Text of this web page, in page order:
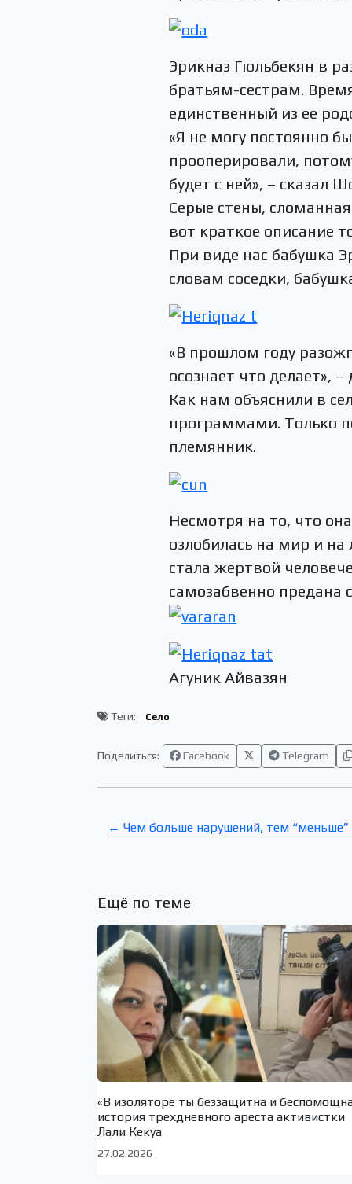
Эрикназ Гюльбекян в
братьям-сестрам.
единственный из ее
«Я не могу постоянно
прооперировали,
будет с ней», – сказал
Серые стены,
вот краткое описание
При виде нас бабушка
словам соседки,
«В прошлом году
осознает что делает»,
Как нам объяснили в
программами. Только
племянник.
Несмотря на то, что
озлобилась на мир и
стала жертвой
самозабвенно
Агуник Айвазян
Теги: Село
Поделиться: Facebook Telegram
← Чем больше нарушений, тем “меньше”
Ещё по теме
«В изоляторе ты беззащитна и
история трехдневного ареста активистки
Лали Кекуа
27.02.2026